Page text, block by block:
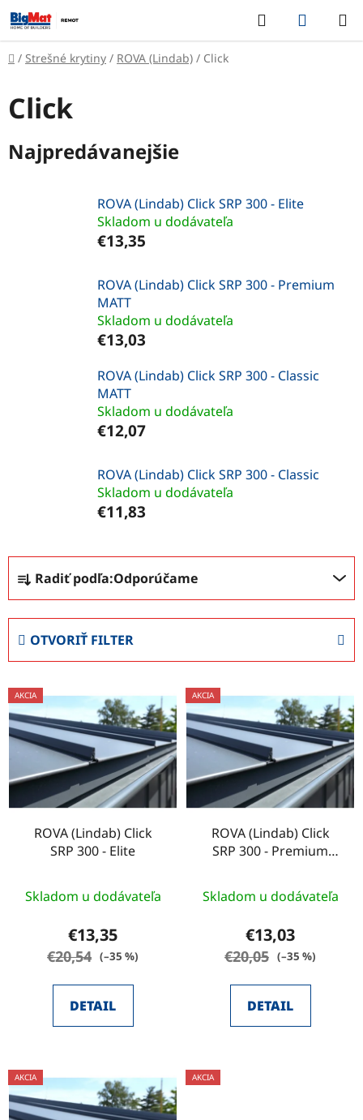
Prejsť
na
obsah
Hľadať
KOŠÍK
Domov
/ Strešné krytiny / ROVA (Lindab) / Click
Click
Najpredávanejšie
ROVA (Lindab) Click SRP 300 - Elite
Skladom u dodávateľa
€13,35
ROVA (Lindab) Click SRP 300 - Premium
MATT
Skladom u dodávateľa
€13,03
ROVA (Lindab) Click SRP 300 - Classic
MATT
Skladom u dodávateľa
€12,07
ROVA (Lindab) Click SRP 300 - Classic
Skladom u dodávateľa
€11,83
R
a
d
n
e
p
r
d
u
Radiť podľa:Odporúčame
OTVORIŤ FILTER
V
ý
p
s
p
r
AKCIA
ROVA (Lindab) Click
SRP 300 - Elite
Skladom u dodávateľa
€13,35
€20,54 (–35 %)
DETAIL
AKCIA
ROVA (Lindab) Click
SRP 300 - Premium
Skladom u dodávateľa
€13,03
€20,05 (–35 %)
DETAIL
AKCIA AKCIA